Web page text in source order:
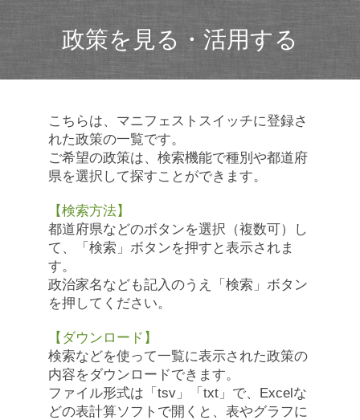
政策を見る・活用する
こちらは、マニフェストスイッチに登録さ
れた政策の一覧です。
ご希望の政策は、検索機能で種別や都道府
県を選択して探すことができます。
【検索方法】
都道府県などのボタンを選択（複数可）し
て、「検索」ボタンを押すと表示されま
す。
政治家名なども記入のうえ「検索」ボタン
を押してください。
【ダウンロード】
検索などを使って一覧に表示された政策の
内容をダウンロードできます。
ファイル形式は「tsv」「txt」で、Excelな
どの表計算ソフトで開くと、表やグラフに